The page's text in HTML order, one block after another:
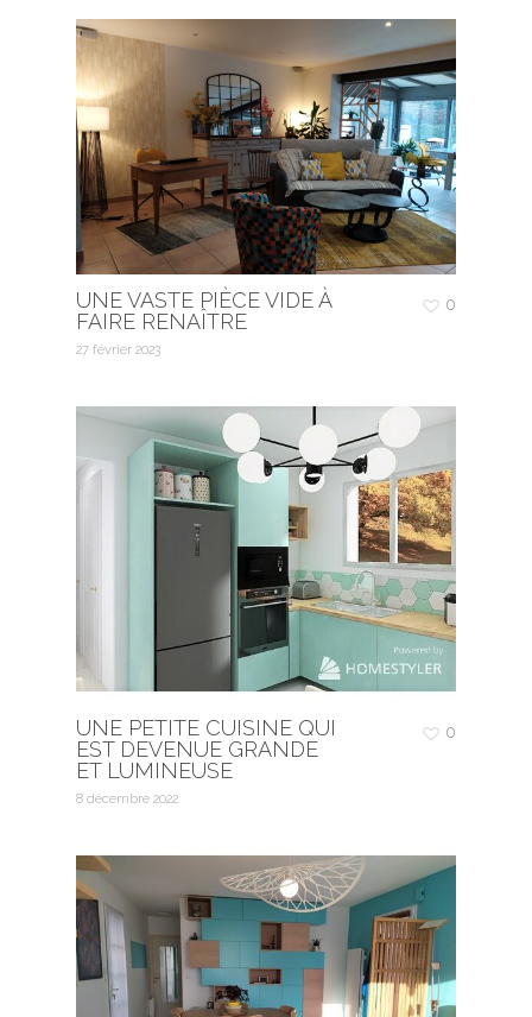
UNE VASTE PIÈCE VIDE À
FAIRE RENAÎTRE
27 février 2023
0
UNE PETITE CUISINE QUI
EST DEVENUE GRANDE
ET LUMINEUSE
8 décembre 2022
0